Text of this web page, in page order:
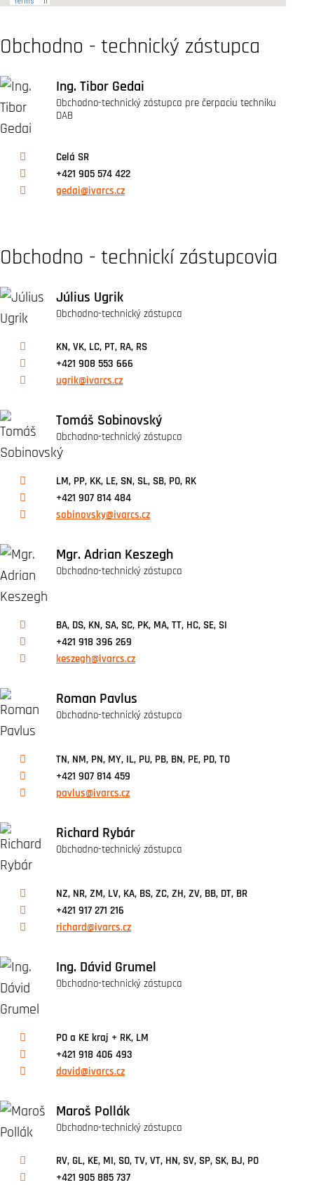
Obchodno - technický zástupca
Ing. Tibor Gedai
Obchodno-technický zástupca pre čerpaciu techniku
DAB
Celá SR
+421 905 574 422
gedai@ivarcs.cz
Obchodno - technickí zástupcovia
Július Ugrik
Obchodno-technický zástupca
KN, VK, LC, PT, RA, RS
+421 908 553 666
ugrik@ivarcs.cz
Tomáš Sobinovský
Obchodno-technický zástupca
LM, PP, KK, LE, SN, SL, SB, PO, RK
+421 907 814 484
sobinovsky@ivarcs.cz
Mgr. Adrian Keszegh
Obchodno-technický zástupca
BA, DS, KN, SA, SC, PK, MA, TT, HC, SE, SI
+421 918 396 269
keszegh@ivarcs.cz
Roman Pavlus
Obchodno-technický zástupca
TN, NM, PN, MY, IL, PU, PB, BN, PE, PD, TO
+421 907 814 459
pavlus@ivarcs.cz
Richard Rybár
Obchodno-technický zástupca
NZ, NR, ZM, LV, KA, BS, ZC, ZH, ZV, BB, DT, BR
+421 917 271 216
richard@ivarcs.cz
Ing. Dávid Grumel
Obchodno-technický zástupca
PO a KE kraj + RK, LM
+421 918 406 493
david@ivarcs.cz
Maroš Pollák
Obchodno-technický zástupca
RV, GL, KE, MI, SO, TV, VT, HN, SV, SP, SK, BJ, PO
+421 905 885 737